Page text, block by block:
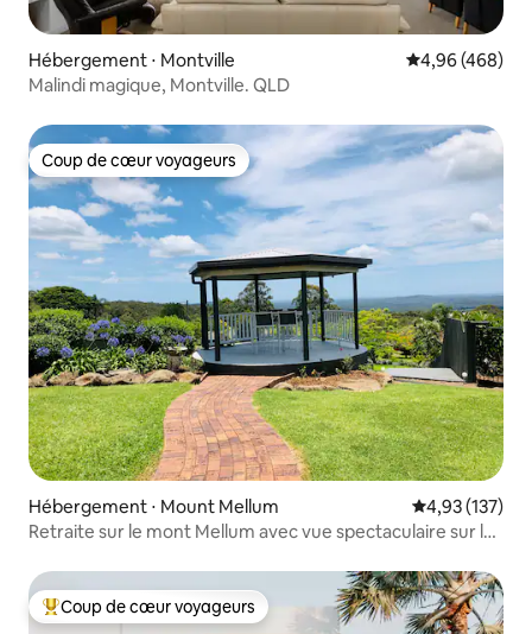
Hébergement ⋅ Montville Évaluation
4,96 (468)
Malindi magique, Montville. QLD
Coup de cœur voyageurs
Coup de cœur voyageurs
Hébergement ⋅ Mount Mellum Évaluation
4,93 (137)
Retraite sur le mont Mellum avec vue spectaculaire sur la
Coups de cœur voyageurs les plus appréciés
Coup de cœur voyageurs